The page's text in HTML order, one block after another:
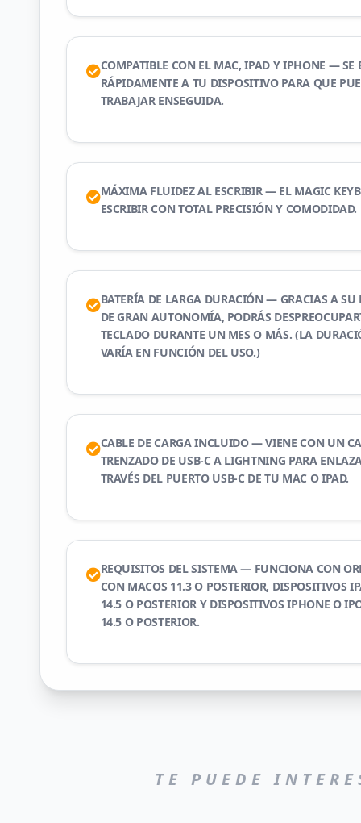
COMPATIBLE CON EL MAC, IPAD Y IPHONE — SE
RÁPIDAMENTE A TU DISPOSITIVO PARA QUE
TRABAJAR ENSEGUIDA.
MÁXIMA FLUIDEZ AL ESCRIBIR — EL MAGIC
ESCRIBIR CON TOTAL PRECISIÓN Y COMODIDAD.
BATERÍA DE LARGA DURACIÓN — GRACIAS A SU
DE GRAN AUTONOMÍA, PODRÁS
TECLADO DURANTE UN MES O MÁS. (LA
VARÍA EN FUNCIÓN DEL USO.)
CABLE DE CARGA INCLUIDO — VIENE CON UN
TRENZADO DE USB‑C A LIGHTNING PARA
TRAVÉS DEL PUERTO USB‑C DE TU MAC O IPAD.
REQUISITOS DEL SISTEMA — FUNCIONA CON
CON MACOS 11.3 O POSTERIOR, DISPOSITIVOS
14.5 O POSTERIOR Y DISPOSITIVOS IPHONE O
14.5 O POSTERIOR.
TE PUEDE